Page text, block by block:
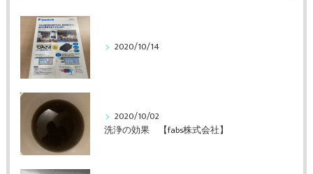
2020/10/14
2020/10/02
洗浄の効果 【fabs株式会社】